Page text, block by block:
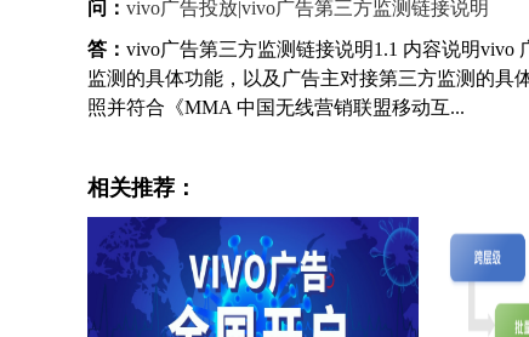
问： vivo广告投放|vivo广告第三方监测链接说明
答： vivo广告第三方监测链接说明1.1 内容说明vivo
监测的具体功能，以及广告主对接第三方监测的具
照并符合《MMA 中国无线营销联盟移动互...
相关推荐：